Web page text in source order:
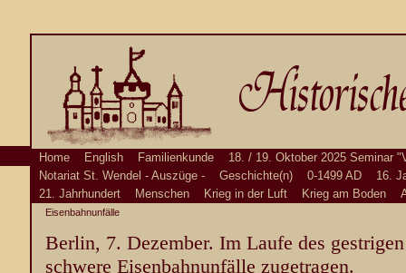
Home English Familienkunde
18. / 19. Oktober 2025 Seminar
Notariat St. Wendel - Auszüge -
Geschichte(n) 0-1499 AD
16.
21. Jahrhundert
Menschen Krieg in der Luft Krieg am Boden
Eisenbahnunfälle
Berlin, 7. Dezember. Im Laufe des
schwere Eisenbahnunfälle zugetragen.